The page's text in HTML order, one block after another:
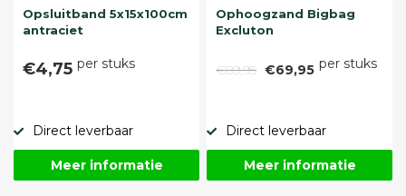
Opsluitband 5x15x100cm
antraciet
€4,75 per stuks
Direct leverbaar
Meer informatie
Ophoogzand Bigbag
Excluton
€89,95 €69,95 per stuks
Direct leverbaar
Meer informatie